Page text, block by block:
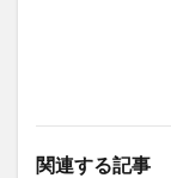
関連する記事